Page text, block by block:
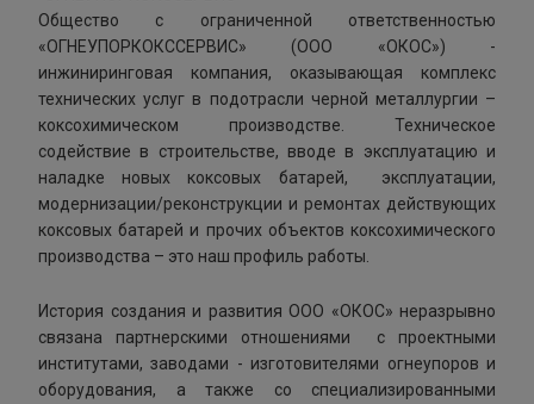
Общество с ограниченной ответственностью
«ОГНЕУПОРКОКССЕРВИС» (ООО «ОКОС») -
инжиниринговая компания, оказывающая комплекс
технических услуг в подотрасли черной металлургии –
коксохимическом производстве. Техническое
содействие в строительстве, вводе в эксплуатацию и
наладке новых коксовых батарей, эксплуатации,
модернизации/реконструкции и ремонтах действующих
коксовых батарей и прочих объектов коксохимического
производства – это наш профиль работы.
История создания и развития ООО «ОКОС» неразрывно
связана партнерскими отношениями с проектными
институтами, заводами - изготовителями огнеупоров и
оборудования, а также со специализированными